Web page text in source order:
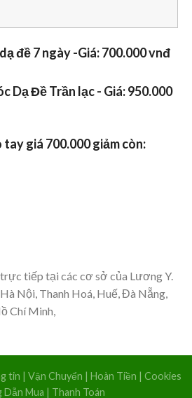
đề 7 ngày -Giá: 700.000 vnđ
Dạ Đề Trần lạc - Giá: 950.000
giá 700.000 giảm còn:
tiếp tại các cơ sở của Lương Y.
Nội, Thanh Hoá, Huế, Đà Nẵng,
Chí Minh,
tin | Vận Chuyển | Hoàn Tiền | Cookies
Dẫn Mua | Thanh Toán